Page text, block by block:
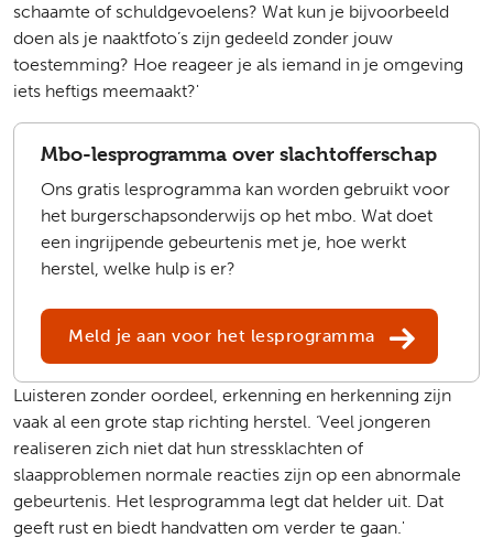
schaamte of schuldgevoelens? Wat kun je bijvoorbeeld
doen als je naaktfoto’s zijn gedeeld zonder jouw
toestemming? Hoe reageer je als iemand in je omgeving
iets heftigs meemaakt?'
Mbo-lesprogramma over slachtofferschap
Ons gratis lesprogramma kan worden gebruikt voor
het burgerschapsonderwijs op het mbo. Wat doet
een ingrijpende gebeurtenis met je, hoe werkt
herstel, welke hulp is er?
Meld je aan voor het lesprogramma
Luisteren zonder oordeel, erkenning en herkenning zijn
vaak al een grote stap richting herstel. ‘Veel jongeren
realiseren zich niet dat hun stressklachten of
slaapproblemen normale reacties zijn op een abnormale
gebeurtenis. Het lesprogramma legt dat helder uit. Dat
geeft rust en biedt handvatten om verder te gaan.'